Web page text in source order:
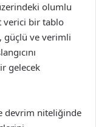
olumlu
verici bir tablo
güçlü ve verimli
gelecek
devrim niteliğinde